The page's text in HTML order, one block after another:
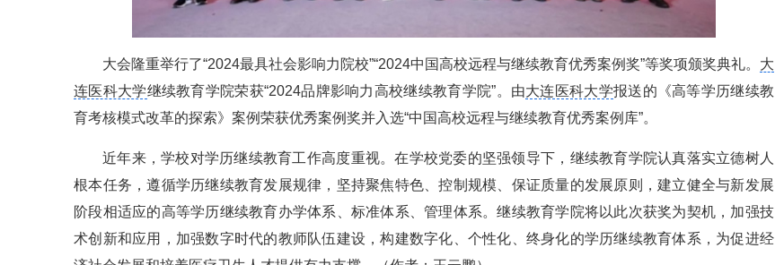
大会隆重举行了“2024最具社会影响力院校”“2024中国高校远程与继续教育优秀案例奖”等奖项颁奖典礼。 大
连医科大学继续教育学院荣获“2024品牌影响力高校继续教育学院”。由大连医科大学报送的《高等学历继续教
育考核模式改革的探索》案例荣获优秀案例奖并入选“中国高校远程与继续教育优秀案例库”。
近年来，学校对学历继续教育工作高度重视。在学校党委的坚强领导下，继续教育学院认真落实立德树人
根本任务，遵循学历继续教育发展规律，坚持聚焦特色、控制规模、保证质量的发展原则，建立健全与新发展
阶段相适应的高等学历继续教育办学体系、标准体系、管理体系。继续教育学院将以此次获奖为契机，加强技
术创新和应用，加强数字时代的教师队伍建设，构建数字化、个性化、终身化的学历继续教育体系，为促进经